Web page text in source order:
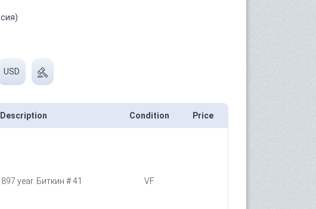
USD
Description Condition Price
year. Биткин # 41 VF